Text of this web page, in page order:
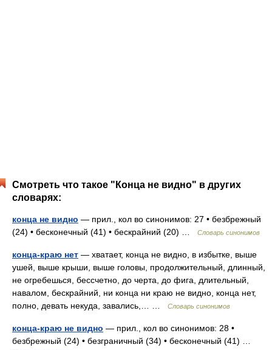
Смотреть что такое "Конца не видно" в других
словарях:
конца не видно — прил., кол во синонимов: 27 • безбрежный
(24) • бесконечный (41) • бескрайний (20) …
Словарь синонимов
конца-краю нет — хватает, конца не видно, в избытке, выше
ушей, выше крыши, выше головы, продолжительный, длинный,
не огребешься, бессчетно, до черта, до фига, длительный,
навалом, бескрайний, ни конца ни краю не видно, конца нет,
полно, девать некуда, завались,… …
Словарь синонимов
конца-краю не видно — прил., кол во синонимов: 28 •
безбрежный (24) • безграничный (34) • бесконечный (41) …